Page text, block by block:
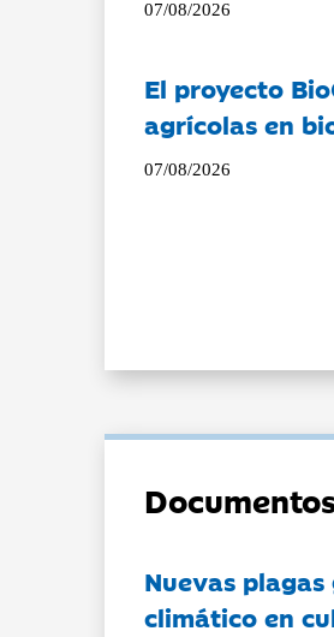
07/08/2026
El proyecto
agrícolas en
07/08/2026
Nuevas
climático en